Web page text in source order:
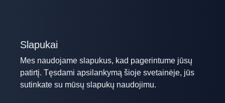
Slapukai
Mes naudojame slapukus, kad pagerintume jūsų
patirtį. Tęsdami apsilankymą šioje svetainėje, jūs
sutinkate su mūsų slapukų naudojimu.